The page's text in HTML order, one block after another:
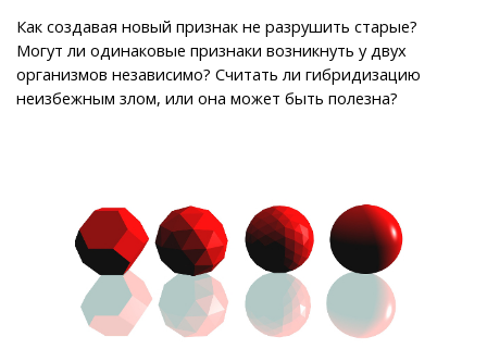
Как создавая новый признак не разрушить старые?
Могут ли одинаковые признаки возникнуть у двух
организмов независимо? Считать ли гибридизацию
неизбежным злом, или она может быть полезна?